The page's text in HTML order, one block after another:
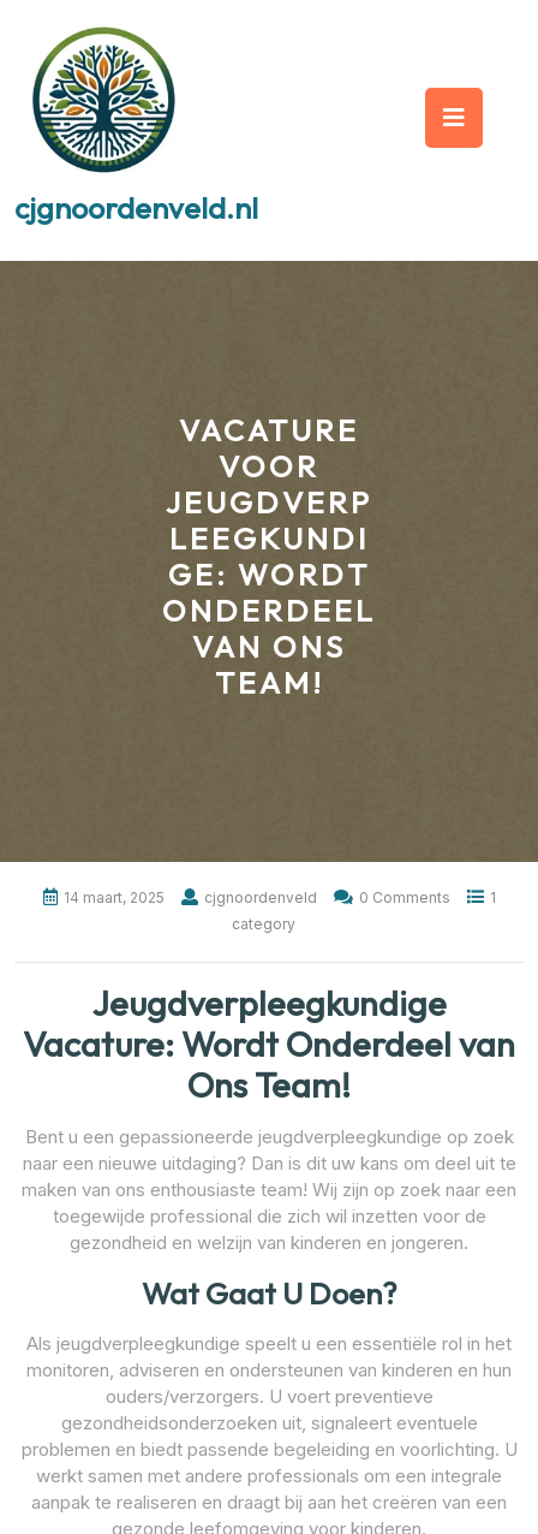
content
cjgnoordenveld.nl
VACATURE
VOOR
JEUGDVERP
LEEGKUNDI
GE: WORDT
ONDERDEEL
VAN ONS
TEAM!
14 maart, 2025 cjgnoordenveld 0 Comments
1
category
Jeugdverpleegkundige
Vacature: Wordt Onderdeel van
Ons Team!
Bent u een gepassioneerde jeugdverpleegkundige op zoek
naar een nieuwe uitdaging? Dan is dit uw kans om deel uit te
maken van ons enthousiaste team! Wij zijn op zoek naar een
toegewijde professional die zich wil inzetten voor de
gezondheid en welzijn van kinderen en jongeren.
Wat Gaat U Doen?
Als jeugdverpleegkundige speelt u een essentiële rol in het
monitoren, adviseren en ondersteunen van kinderen en hun
ouders/verzorgers. U voert preventieve
gezondheidsonderzoeken uit, signaleert eventuele
problemen en biedt passende begeleiding en voorlichting. U
werkt samen met andere professionals om een integrale
aanpak te realiseren en draagt bij aan het creëren van een
gezonde leefomgeving voor kinderen.